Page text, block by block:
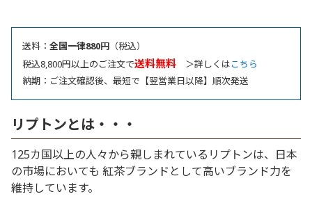
送料： 全国一律880円 （税込）
税込8,800円以上のご注文で送料無料 ＞詳しくはこちら
納期：ご注文確認後、最短で【翌営業日以降】順次発送
リプトンとは・・・
125カ国以上の人々から親しまれているリプトンは、日本
の市場においても 紅茶ブランドとして高いブランド力を
維持しています。